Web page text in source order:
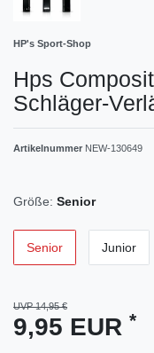
HP's Sport-Shop
Hps
Schläger-
Artikelnummer NEW-130649
Größe: Senior
Senior Junior
UVP 14,95 €
9,95 EUR *